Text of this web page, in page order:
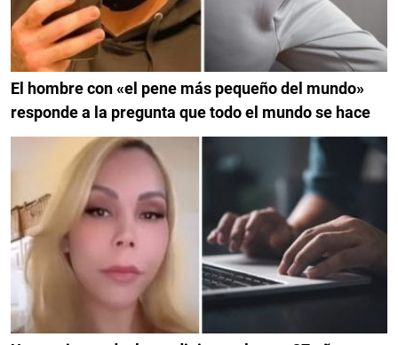
El hombre con «el pene más pequeño del mundo»
responde a la pregunta que todo el mundo se hace